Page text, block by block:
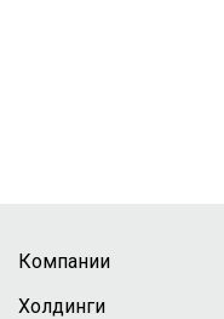
Компании
Холдинги